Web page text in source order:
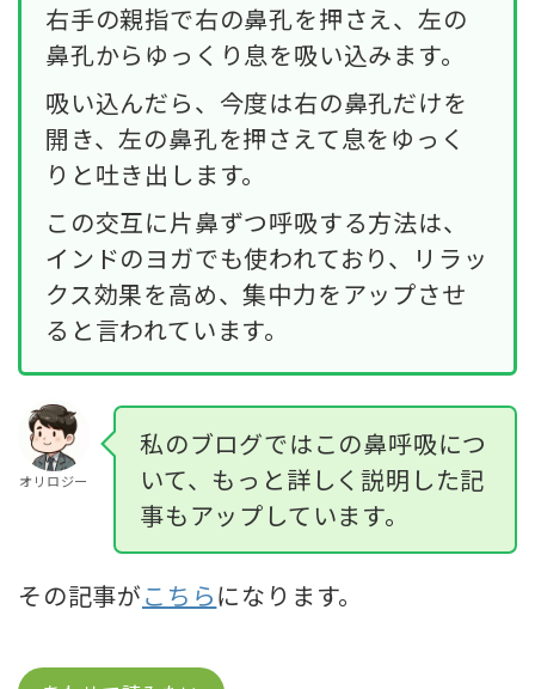
右手の親指で右の鼻孔を押さえ、左の
鼻孔からゆっくり息を吸い込みます。
吸い込んだら、今度は右の鼻孔だけを
開き、左の鼻孔を押さえて息をゆっく
りと吐き出します。
この交互に片鼻ずつ呼吸する方法は、
インドのヨガでも使われており、リラッ
クス効果を高め、集中力をアップさせ
ると言われています。
オリロジー
私のブログではこの鼻呼吸につ
いて、もっと詳しく説明した記
事もアップしています。
その記事がこちらになります。